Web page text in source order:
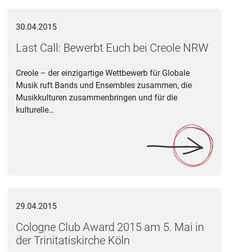
30.04.2015
Last Call: Bewerbt Euch bei Creole NRW
Creole – der einzigartige Wettbewerb für Globale
Musik ruft Bands und Ensembles zusammen, die
Musikkulturen zusammenbringen und für die
kulturelle…
29.04.2015
Cologne Club Award 2015 am 5. Mai in
der Trinitatiskirche Köln